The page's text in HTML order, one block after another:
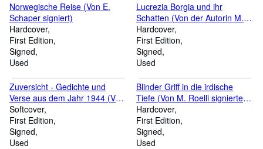
Norwegische Reise (Von E.
Schaper signiert)
Hardcover
First Edition
Signed
Used
Lucrezia Borgia und ihr
Schatten (Von der Autorin M.
Lavater-Sloman signiert)
Hardcover
First Edition
Signed
Used
Zuversicht - Gedichte und
Verse aus dem Jahr 1944 (Von
H. Roelli signiert)
Softcover
First Edition
Signed
Used
Blinder Griff in die irdische
Tiefe (Von M. Roelli signierte
Ausgabe)
Hardcover
First Edition
Signed
Used